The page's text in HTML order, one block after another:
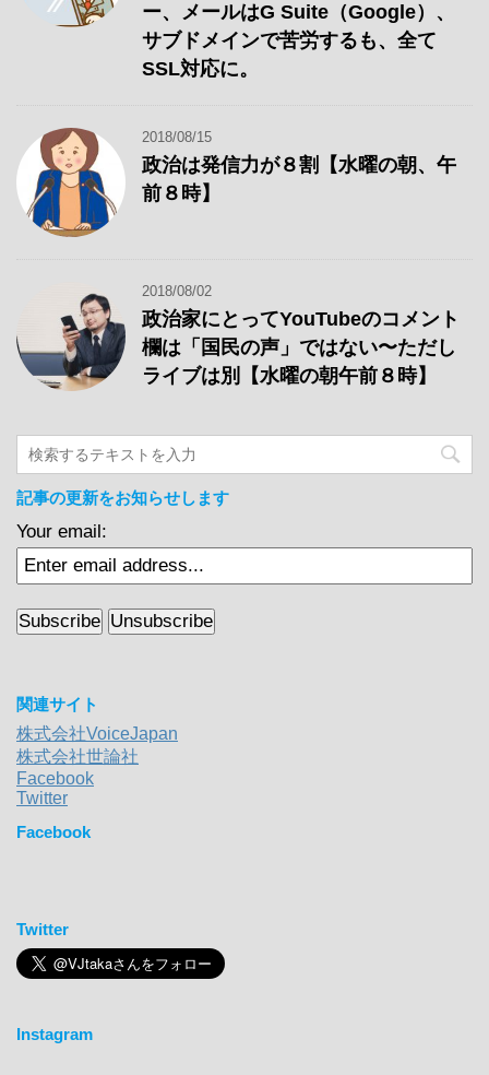
ー、メールはG Suite（Google）、
サブドメインで苦労するも、全て
SSL対応に。
2018/08/15
政治は発信力が８割【水曜の朝、午
前８時】
2018/08/02
政治家にとってYouTubeのコメント
欄は「国民の声」ではない〜ただし
ライブは別【水曜の朝午前８時】
記事の更新をお知らせします
Your email:
関連サイト
株式会社VoiceJapan
株式会社世論社
Facebook
Twitter
Facebook
Twitter
Instagram